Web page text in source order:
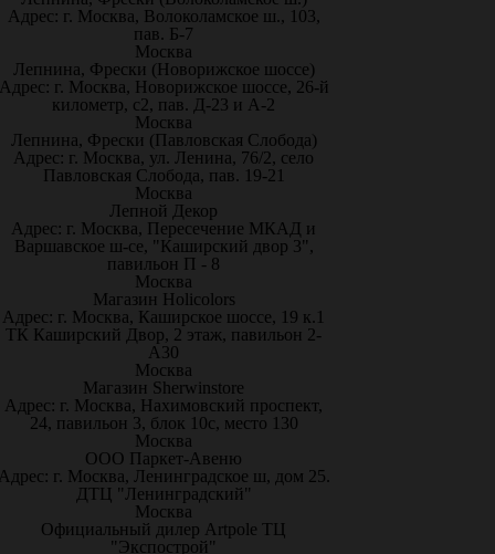
Адрес: г. Москва, Волоколамское ш., 103,
пав. Б-7
Москва
Лепнина, Фрески (Новорижское шоссе)
г. Москва, Новорижское шоссе, 26-й
километр, с2, пав. Д-23 и А-2
Москва
Лепнина, Фрески (Павловская Слобода)
Адрес: г. Москва, ул. Ленина, 76/2, село
Павловская Слобода, пав. 19-21
Москва
Лепной Декор
Адрес: г. Москва, Пересечение МКАД и
Варшавское ш-се, "Каширский двор 3",
павильон П - 8
Москва
Магазин Holicolors
Адрес: г. Москва, Каширское шоссе, 19 к.1
ТК Каширский Двор, 2 этаж, павильон 2-
А30
Москва
Магазин Sherwinstore
Адрес: г. Москва, Нахимовский проспект,
24, павильон 3, блок 10с, место 130
Москва
ООО Паркет-Авeню
г. Москва, Ленинградское ш, дом 25.
ДТЦ "Ленинградский"
Москва
Официальный дилер Artpole ТЦ
"Экспострой"